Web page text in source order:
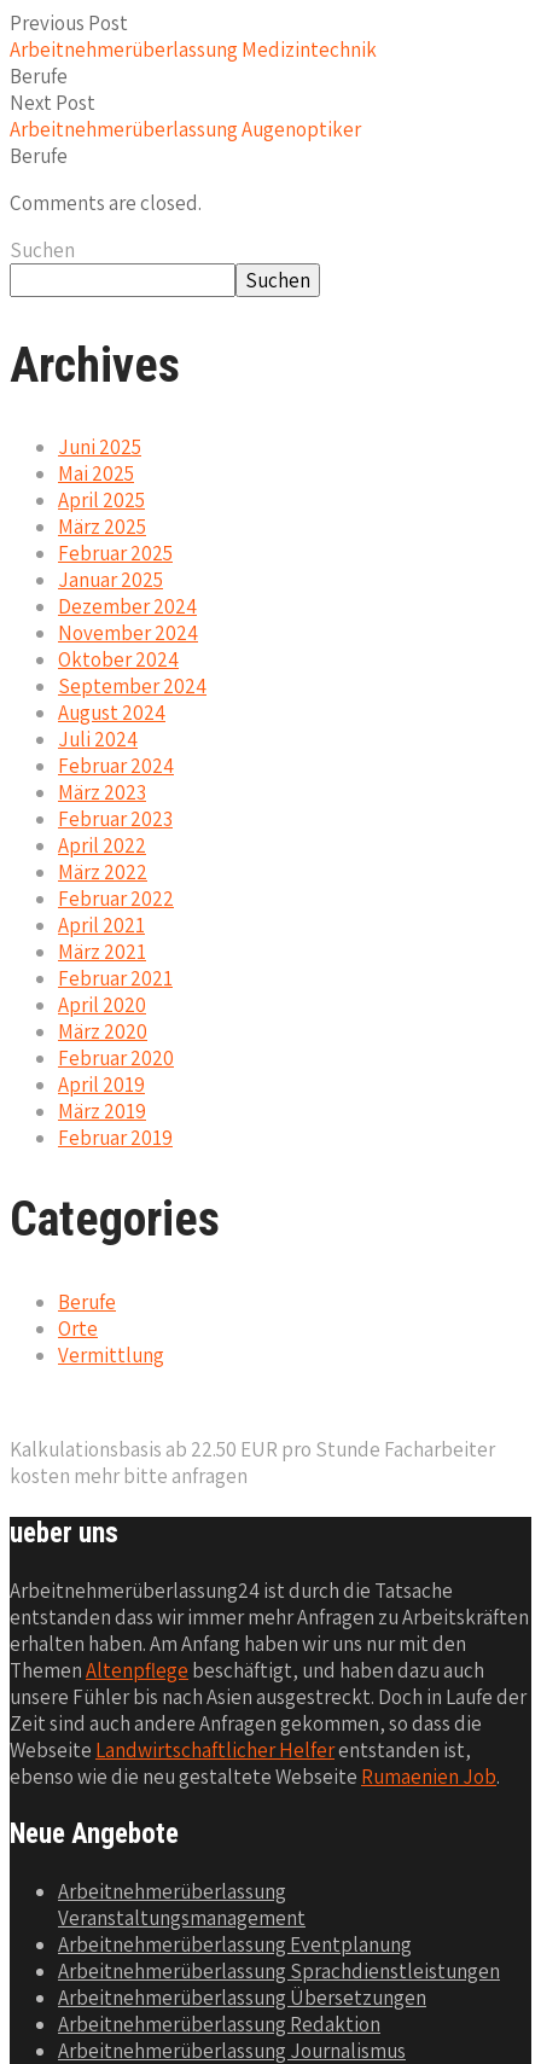
Previous Post
Arbeitnehmerüberlassung Medizintechnik
Berufe
Next Post
Arbeitnehmerüberlassung Augenoptiker
Berufe
Comments are closed.
Suchen
Suchen
Archives
Juni 2025
Mai 2025
April 2025
März 2025
Februar 2025
Januar 2025
Dezember 2024
November 2024
Oktober 2024
September 2024
August 2024
Juli 2024
Februar 2024
März 2023
Februar 2023
April 2022
März 2022
Februar 2022
April 2021
März 2021
Februar 2021
April 2020
März 2020
Februar 2020
April 2019
März 2019
Februar 2019
Categories
Berufe
Orte
Vermittlung
Kalkulationsbasis ab 22.50 EUR pro Stunde Facharbeiter
kosten mehr bitte anfragen
ueber uns
Arbeitnehmerüberlassung24 ist durch die Tatsache
entstanden dass wir immer mehr Anfragen zu Arbeitskräften
erhalten haben. Am Anfang haben wir uns nur mit den
ThemenAltenpflege beschäftigt, und haben dazu auch
unsere Fühler bis nach Asien ausgestreckt. Doch in Laufe der
Zeit sind auch andere Anfragen gekommen, so dass die
Webseite Landwirtschaftlicher Helferentstanden ist,
ebenso wie die neu gestaltete Webseite Rumaenien Job.
Neue Angebote
Arbeitnehmerüberlassung
Veranstaltungsmanagement
Arbeitnehmerüberlassung Eventplanung
Arbeitnehmerüberlassung Sprachdienstleistungen
Arbeitnehmerüberlassung Übersetzungen
Arbeitnehmerüberlassung Redaktion
Arbeitnehmerüberlassung Journalismus